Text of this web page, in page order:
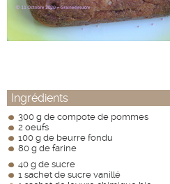
Ingrédients
300 g de compote de pommes
2 oeufs
100 g de beurre fondu
80 g de farine
40 g de sucre
1 sachet de sucre vanillé